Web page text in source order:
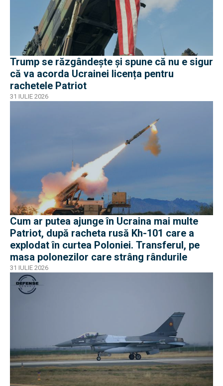
Trump se răzgândește și spune că nu e sigur
că va acorda Ucrainei licența pentru
rachetele Patriot
31 IULIE 2026
Cum ar putea ajunge în Ucraina mai multe
Patriot, după racheta rusă Kh-101 care a
explodat în curtea Poloniei. Transferul, pe
masa polonezilor care strâng rândurile
31 IULIE 2026